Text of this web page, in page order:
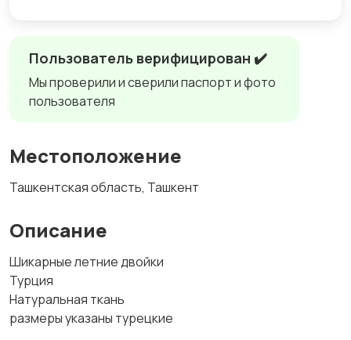
Пользователь верифицирован ✔️
Мы проверили и сверили паспорт и фото
пользователя
Местоположение
Ташкентская область, Ташкент
Описание
Шикарные летние двойки
Турция
Натуральная ткань
размеры указаны турецкие